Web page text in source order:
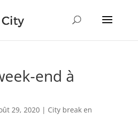
end à
29, 2020| City break en